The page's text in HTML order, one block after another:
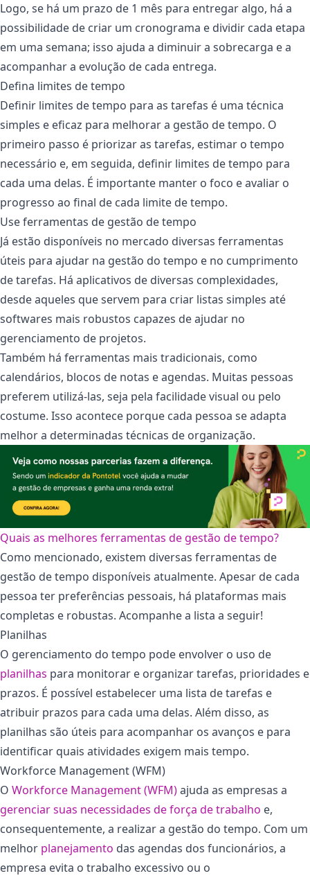
Logo, se há um prazo de 1 mês para entregar algo, há a
possibilidade de criar um cronograma e dividir cada etapa
em uma semana; isso ajuda a diminuir a sobrecarga e a
acompanhar a evolução de cada entrega.
Defina limites de tempo
Definir limites de tempo para as tarefas é uma técnica
simples e eficaz para melhorar a gestão de tempo. O
primeiro passo é priorizar as tarefas, estimar o tempo
necessário e, em seguida, definir limites de tempo para
cada uma delas. É importante manter o foco e avaliar o
progresso ao final de cada limite de tempo.
Use ferramentas de gestão de tempo
Já estão disponíveis no mercado diversas ferramentas
úteis para ajudar na gestão do tempo e no cumprimento
de tarefas. Há aplicativos de diversas complexidades,
desde aqueles que servem para criar listas simples até
softwares mais robustos capazes de ajudar no
gerenciamento de projetos.
Também há ferramentas mais tradicionais, como
calendários, blocos de notas e agendas. Muitas pessoas
preferem utilizá-las, seja pela facilidade visual ou pelo
costume. Isso acontece porque cada pessoa se adapta
melhor a determinadas técnicas de organização.
Quais as melhores ferramentas de gestão de tempo?
Como mencionado, existem diversas ferramentas de
gestão de tempo disponíveis atualmente. Apesar de cada
pessoa ter preferências pessoais, há plataformas mais
completas e robustas. Acompanhe a lista a seguir!
Planilhas
O gerenciamento do tempo pode envolver o uso de
planilhas para monitorar e organizar tarefas, prioridades e
prazos. É possível estabelecer uma lista de tarefas e
atribuir prazos para cada uma delas. Além disso, as
planilhas são úteis para acompanhar os avanços e para
identificar quais atividades exigem mais tempo.
Workforce Management (WFM)
O Workforce Management (WFM)ajuda as empresas a
gerenciar suas necessidades de força de trabalho e,
consequentemente, a realizar a gestão do tempo. Com um
melhor planejamento das agendas dos funcionários, a
empresa evita o trabalho excessivo ou o